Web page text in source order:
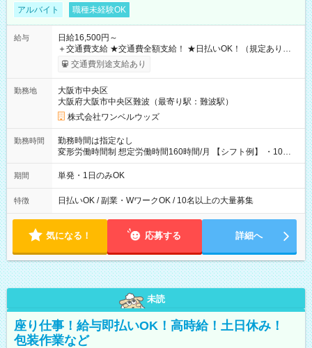
アルバイト 職種未経験OK
給与
日給16,500円～
＋交通費支給 ★交通費全額支給！ ★日払いOK！（規定あり） ┗
働いたその日に現金GET♪ お仕事後はコンビニATMから 日払
交通費別途支給あり
勤務地
大阪市中央区
大阪府大阪市中央区難波（最寄り駅：難波駅）
株式会社ワンベルウッズ
勤務時間
勤務時間は指定なし
変形労働時間制 想定労働時間160時間/月 【シフト例】 ・10：
00～20：00
期間 単発・1日のみOK
特徴 日払いOK / 副業・WワークOK / 10名以上の大量募集
気になる！ 応募する 詳細へ
未読
座り仕事！給与即払いOK！高時給！土日休み！
包装作業など